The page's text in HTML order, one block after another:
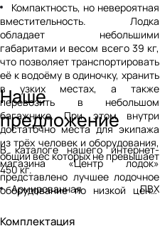
Компактность, но невероятная
вместительность. Лодка
обладает небольшими
габаритами и весом всего 39 кг,
что позволяет транспортировать
её к водоёму в одиночку, хранить
в узких местах, а также
перевозить в небольшом
багажнике. При этом внутри
достаточно места для экипажа
из трёх человек и оборудования,
общий вес которых не превышает
450 кг.
Армированная ПВХ
Материал устойчив практически
Наше
предложение
В каталоге нашего интернет-
магазина «Центр лодок»
представлено лучшее лодочное
оборудование по низкой цене.
надувную лодку из
Комплектация